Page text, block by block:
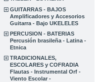
GUITARRAS - BAJOS
Amplificadores y Accesorios
Guitarra - Bajo UKELELES
PERCUSION - BATERIAS
Percusión brasileña - Latina -
Etnica
TRADICIONALES,
ESCOLARES y COFRADIA
Flautas - Instrumental Orf -
Viento Escolar -